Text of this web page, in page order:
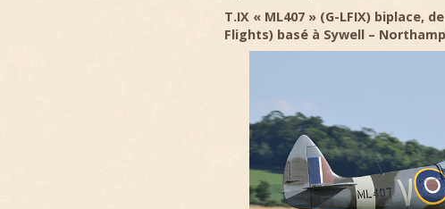
T.IX « ML407 » (G-LFIX) biplace,
Flights) basé à Sywell –